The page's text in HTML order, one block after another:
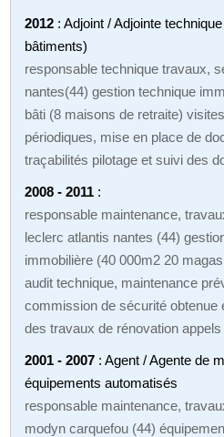
2012 : Adjoint / Adjointe
bâtiments)
responsable technique travaux,
nantes(44) gestion technique
bâti (8 maisons de retraite)
périodiques, mise en place de
traçabilités pilotage et suivi des
2008 - 2011 :
responsable maintenance,
leclerc atlantis nantes (44)
immobilière (40 000m2 20
audit technique, maintenance
commission de sécurité obtenue
des travaux de rénovation
2001 - 2007 : Agent / Agente de
équipements automatisés
responsable maintenance,
modyn carquefou (44)